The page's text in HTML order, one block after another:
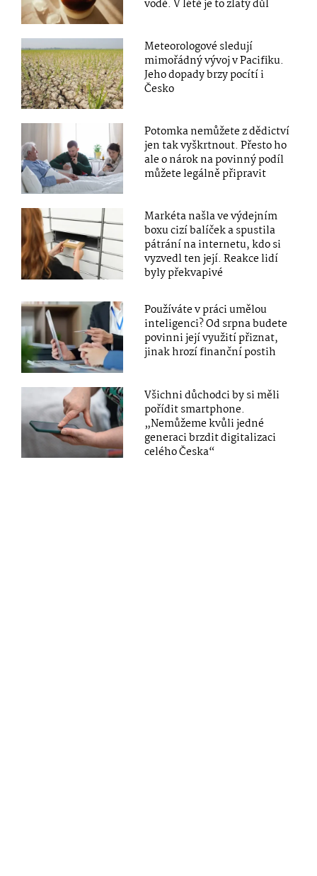
vodě. V létě je to zlatý důl
Meteorologové sledují
mimořádný vývoj v Pacifiku.
Jeho dopady brzy pocítí i
Česko
Potomka nemůžete z dědictví
jen tak vyškrtnout. Přesto ho
ale o nárok na povinný podíl
můžete legálně připravit
Markéta našla ve výdejním
boxu cizí balíček a spustila
pátrání na internetu, kdo si
vyzvedl ten její. Reakce lidí
byly překvapivé
Používáte v práci umělou
inteligenci? Od srpna budete
povinni její využití přiznat,
jinak hrozí finanční postih
Všichni důchodci by si měli
pořídit smartphone.
„Nemůžeme kvůli jedné
generaci brzdit digitalizaci
celého Česka“